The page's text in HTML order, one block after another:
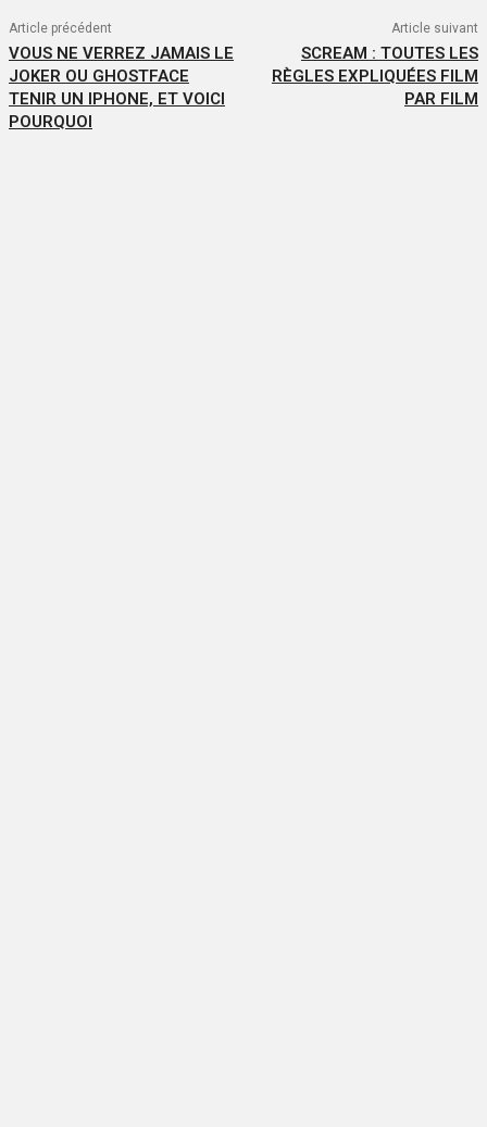
Article précédent
VOUS NE VERREZ JAMAIS LE
JOKER OU GHOSTFACE
TENIR UN IPHONE, ET VOICI
POURQUOI
Article suivant
SCREAM : TOUTES LES
RÈGLES EXPLIQUÉES FILM
PAR FILM